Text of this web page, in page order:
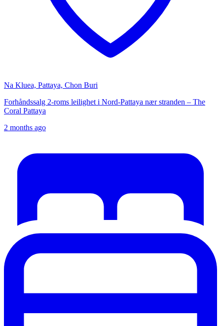
Na Kluea, Pattaya, Chon Buri
Forhåndssalg 2-roms leilighet i Nord-Pattaya nær stranden – The
Coral Pattaya
2 months ago